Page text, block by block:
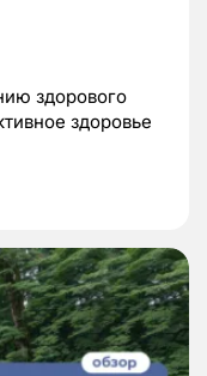
здорового
здоровье